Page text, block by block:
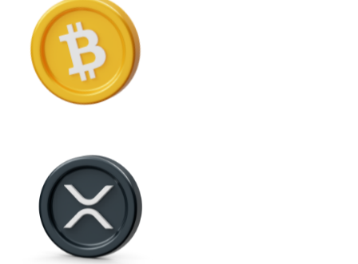
USD Coin
USDC